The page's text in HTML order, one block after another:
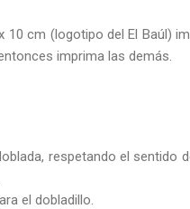
cm (logotipo del El Baúl)
imprima las demás.
respetando el sentido
el dobladillo.